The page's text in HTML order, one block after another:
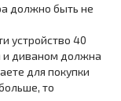
должно быть не
устройство 40
диваном должна
для покупки
то